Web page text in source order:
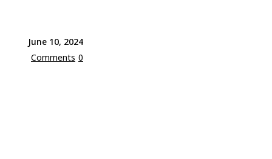
June 10, 2024
Comments 0